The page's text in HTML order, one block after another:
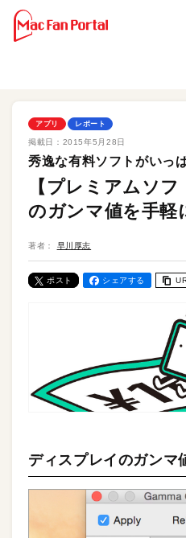
アプリ レポート
掲載日： 2015年5月28日
秀逸な有料ソフトがいっ
【プレミアムソ
のガンマ値を手軽
著者： 早川厚志
ポスト シェアする
ディスプレイのガンマ